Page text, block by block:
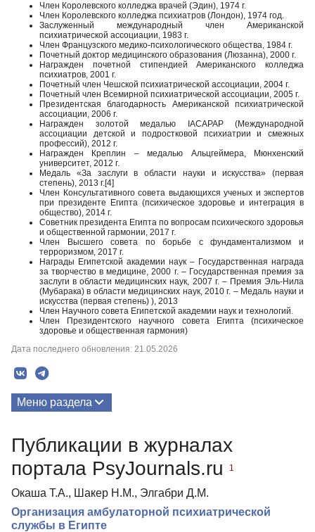
Член Королевского колледжа врачей (Эдин), 1974 г.
Член Королевского колледжа психиатров (Лондон), 1974 год.
Заслуженный международный член Американской
психиатрической ассоциации, 1983 г.
Член Французского медико-психологического общества, 1984 г.
Почетный доктор медицинского образования (Люзанна), 2000 г.
Награжден почетной стипендией Американского колледжа
психиатров, 2001 г.
Почетный член Чешской психиатрической ассоциации, 2004 г.
Почетный член Всемирной психиатрической ассоциации, 2005 г.
Президентская благодарность Американской психиатрической
ассоциации, 2006 г.
Награжден золотой медалью
IACAPAP(Международной
ассоциации детской и подростковой психиатрии и смежных
профессий), 2012 г.
Награжден Креплин – медалью Альцгеймера, Мюнхенский
университет, 2012 г.
Медаль «За заслуги в области науки и искусства» (первая
степень), 2013 г.[4]
Член Консультативного совета выдающихся ученых и экспертов
при президенте Египта (психическое здоровье и интеграция в
общество), 2014 г.
Советник президента Египта по вопросам психического здоровья
и общественной гармонии, 2017 г.
Член Высшего совета по борьбе с фундаментализмом и
терроризмом, 2017 г.
Награды Египетской академии наук – Государственная награда
за творчество в медицине, 2000 г. – Государственная премия за
заслуги в области медицинских наук, 2007 г. – Премия Эль-Нила
(Мубарака) в области медицинских наук, 2010 г. – Медаль науки и
искусства (первая степень) ), 2013
Член Научного совета Египетской академии наук и технологий.
Член Президентского научного совета Египта (психическое
здоровье и общественная гармония)
Дата последнего обновления: 21.05.2026
Меню раздела
Публикации в журналах
портала PsyJournals.ru
1
Окаша Т.А., Шакер Н.М., Элгабри Д.М.
Организация амбулаторной психиатрической
службы в Египте